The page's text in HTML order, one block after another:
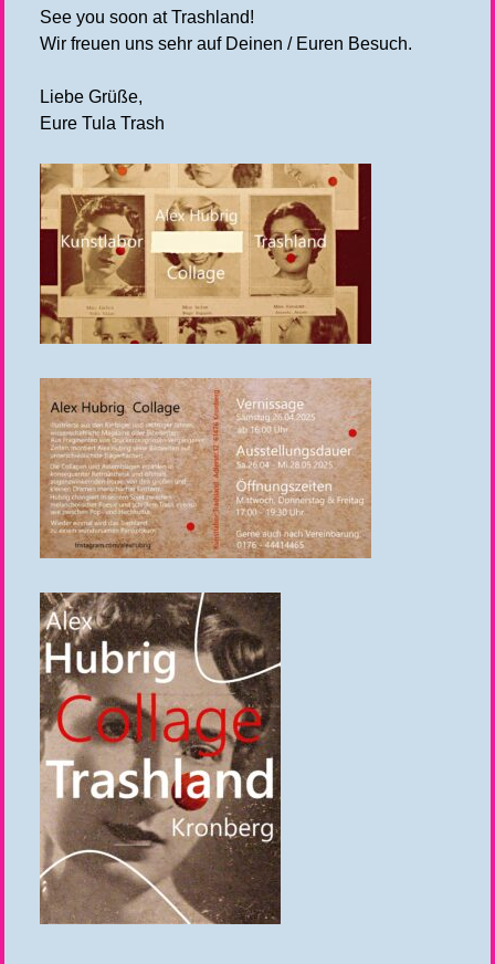
See you soon at Trashland!
Wir freuen uns sehr auf Deinen / Euren Besuch.
Liebe Grüße,
Eure Tula Trash